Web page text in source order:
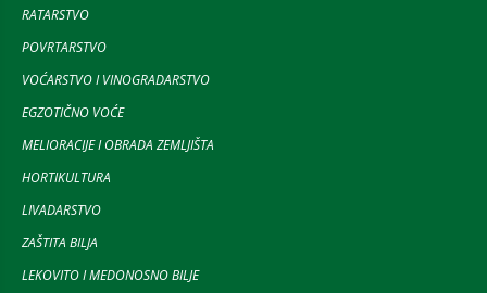
RATARSTVO
POVRTARSTVO
VOĆARSTVO I VINOGRADARSTVO
EGZOTIČNO VOĆE
MELIORACIJE I OBRADA ZEMLJIŠTA
HORTIKULTURA
LIVADARSTVO
ZAŠTITA BILJA
LEKOVITO I MEDONOSNO BILJE